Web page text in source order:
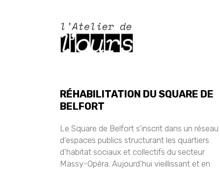
RÉHABILITATION DU SQUARE DE
BELFORT
Le Square de Belfort s’inscrit dans un réseau
d’espaces publics structurant les quartiers
d’habitat sociaux et collectifs du secteur
Massy-Opéra. Aujourd’hui vieillissant et en